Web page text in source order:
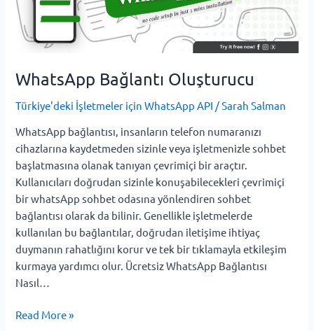
WhatsApp Bağlantı Oluşturucu
Türkiye'deki İşletmeler için WhatsApp API /Sarah Salman
WhatsApp bağlantısı, insanların telefon numaranızı
cihazlarına kaydetmeden sizinle veya işletmenizle sohbet
başlatmasına olanak tanıyan çevrimiçi bir araçtır.
Kullanıcıları doğrudan sizinle konuşabilecekleri çevrimiçi
bir whatsApp sohbet odasına yönlendiren sohbet
bağlantısı olarak da bilinir. Genellikle işletmelerde
kullanılan bu bağlantılar, doğrudan iletişime ihtiyaç
duymanın rahatlığını korur ve tek bir tıklamayla etkileşim
kurmaya yardımcı olur. Ücretsiz WhatsApp Bağlantısı
Nasıl…
Read More »